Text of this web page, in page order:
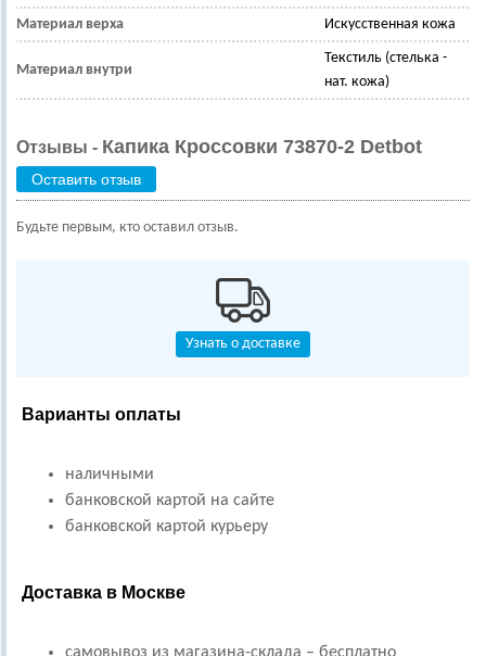
Материал верха Искусственная кожа
Материал внутри
Текстиль (стелька -
нат. кожа)
Отзывы - Капика Кроссовки 73870-2 Detbot
Оставить отзыв
Будьте первым, кто оставил отзыв.
Узнать о доставке
Варианты оплаты
наличными
банковской картой на сайте
банковской картой курьеру
Доставка в Москве